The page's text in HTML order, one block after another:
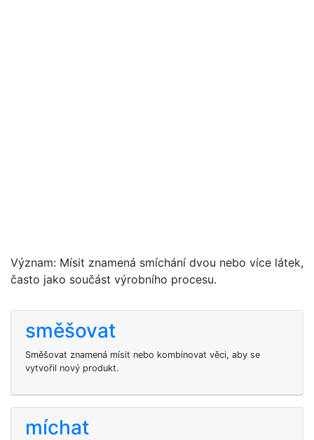
Význam: Mísit znamená smíchání dvou nebo více látek,
často jako součást výrobního procesu.
směšovat
Směšovat znamená mísit nebo kombinovat věci, aby se
vytvořil nový produkt.
míchat